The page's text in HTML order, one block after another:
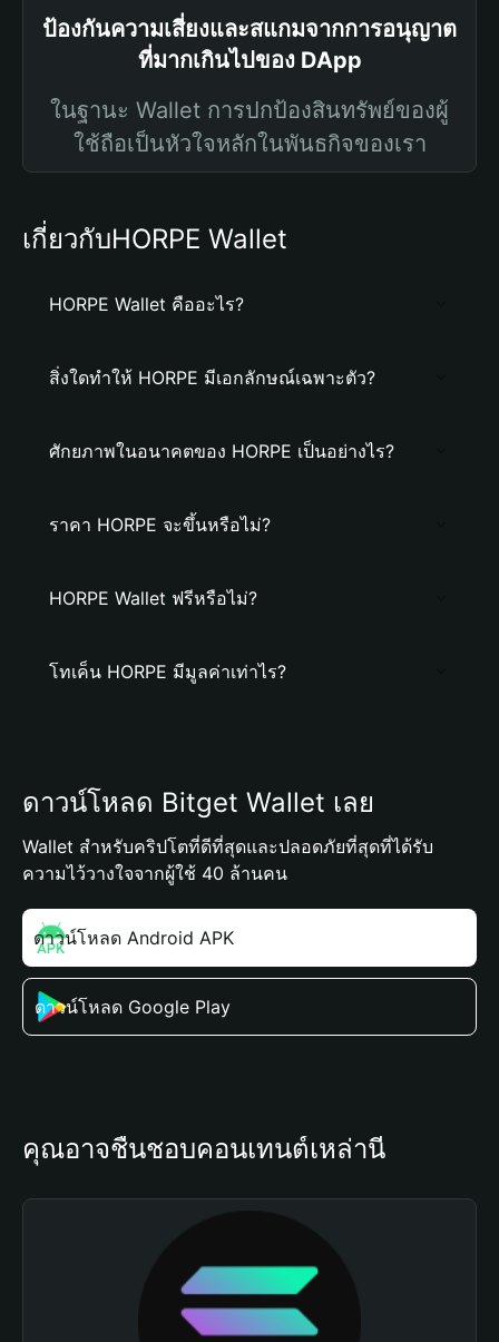
ป้องกันความเสี่ยงและสแกมจากการอนุญาต
ที่มากเกินไปของ DApp
ในฐานะ Wallet การปกป้องสินทรัพย์ของผู้
ใช้ถือเป็นหัวใจหลักในพันธกิจของเรา
เกี่ยวกับHORPE Wallet
HORPE Wallet คืออะไร?
สิ่งใดทำให้ HORPE มีเอกลักษณ์เฉพาะตัว?
ศักยภาพในอนาคตของ HORPE เป็นอย่างไร?
ราคา HORPE จะขึ้นหรือไม่?
HORPE Wallet ฟรีหรือไม่?
โทเค็น HORPE มีมูลค่าเท่าไร?
ดาวน์โหลด Bitget Wallet เลย
Wallet สำหรับคริปโตที่ดีที่สุดและปลอดภัยที่สุดที่ได้รับ
ความไว้วางใจจากผู้ใช้ 40 ล้านคน
ดาวน์โหลด Android APK
ดาวน์โหลด Google Play
คุณอาจชื่นชอบคอนเทนต์เหล่านี้